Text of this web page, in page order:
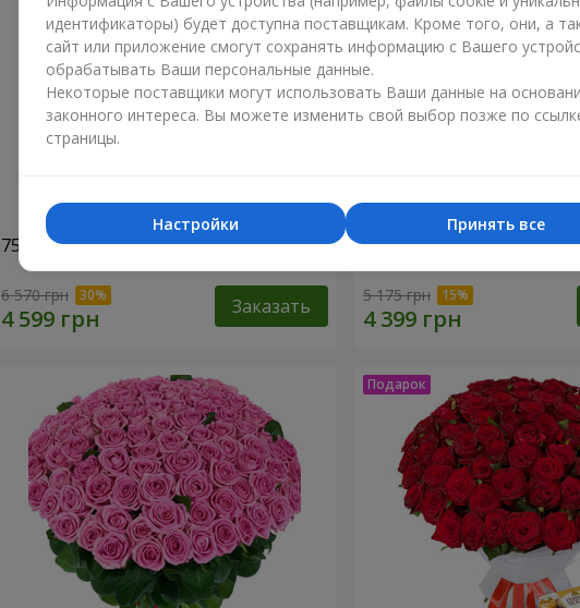
75 белых роз
6 570 грн Заказать
51 белая хризантема
5 175 грн
идентификаторы) будет доступна поставщикам. Кроме того, они, а
сайт или приложение смогут сохранять информацию с Вашего
обрабатывать Ваши персональные данные.
Некоторые поставщики могут использовать Ваши данные на
законного интереса. Вы можете изменить свой выбор позже по
страницы.
Принять все
Настройки